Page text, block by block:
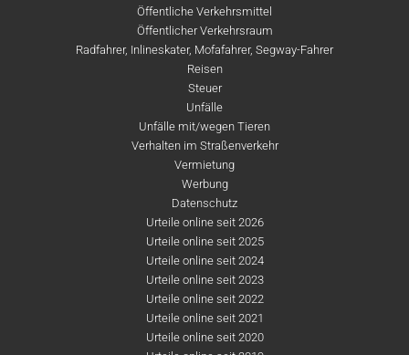
Öffentliche Verkehrsmittel
Öffentlicher Verkehrsraum
Radfahrer, Inlineskater, Mofafahrer, Segway-Fahrer
Reisen
Steuer
Unfälle
Unfälle mit/wegen Tieren
Verhalten im Straßenverkehr
Vermietung
Werbung
Datenschutz
Urteile online seit 2026
Urteile online seit 2025
Urteile online seit 2024
Urteile online seit 2023
Urteile online seit 2022
Urteile online seit 2021
Urteile online seit 2020